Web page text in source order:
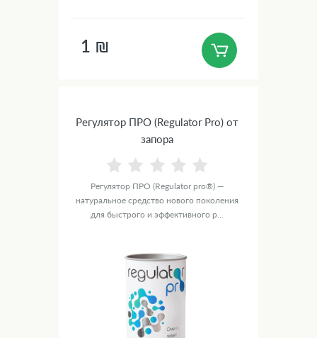
1 ₪
Регулятор ПРО (Regulator Pro) от
запора
Регулятор ПРО (Regulator pro®) —
натуральное средство нового поколения
для быстрого и эффективного р...